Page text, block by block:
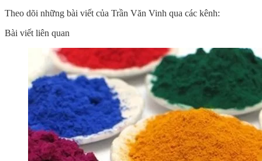
Theo dõi những bài viết của Trần Văn Vinh qua các kênh:
Bài viết liên quan